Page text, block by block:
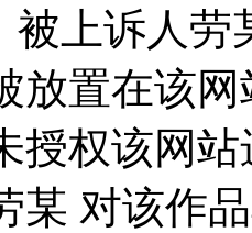
被上诉人
放置在该
授权该网
某 对该作